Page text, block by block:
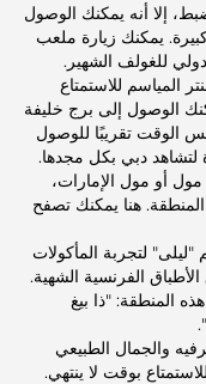
إلا أنه يمكنك الوصول
يمكنك زيارة ملعب
للغولف الشهير.
المياسم للاستمتاع
الوصول إلى برج خليفة
نفس الوقت تقريبًا للوصول
لتشاهد دبي بكل مجدها.
أو مول الإمارات،
هنا يمكنك تصفح
لتجربة المأكولات
الأطباق الفرنسية الشهية.
المنطقة: "ذا بيغ
والجمال الطبيعي
بوقت لا ينتهي.